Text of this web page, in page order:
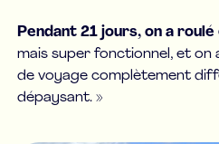
Pendant 21 jours, on a roulé
mais super fonctionnel, et on
de voyage complètement
dépaysant. »